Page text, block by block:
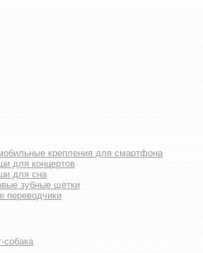
крепления для смартфона
для концертов
для сна
зубные щетки
переводчики
собака